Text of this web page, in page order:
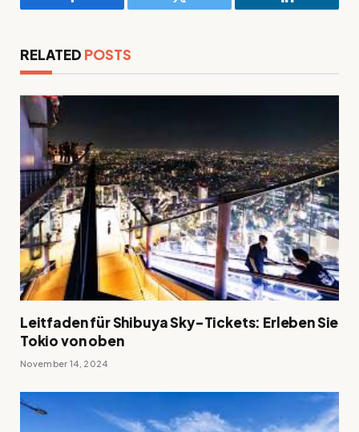
Facebook Twitter LinkedIn
RELATED POSTS
Leitfaden für Shibuya Sky-Tickets: Erleben Sie
Tokio von oben
November 14, 2024